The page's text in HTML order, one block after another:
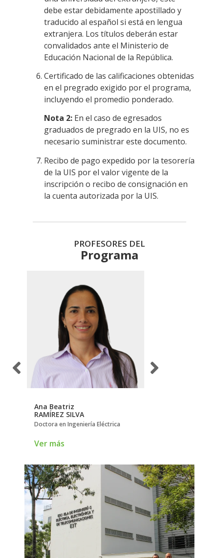
debe estar debidamente apostillado y
traducido al español si está en lengua
extranjera. Los títulos deberán estar
convalidados ante el Ministerio de
Educación Nacional de la República.
Certificado de las calificaciones obtenidas
en el pregrado exigido por el programa,
incluyendo el promedio ponderado.
Nota 2: En el caso de egresados
graduados de pregrado en la UIS, no es
necesario suministrar este documento.
Recibo de pago expedido por la tesorería
de la UIS por el valor vigente de la
inscripción o recibo de consignación en
la cuenta autorizada por la UIS.
PROFESORES DEL
Programa
Ana Beatriz
RAMÍREZ SILVA
Doctora en Ingeniería Eléctrica
Ver más